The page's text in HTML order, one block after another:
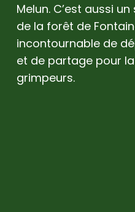
Melun. C’est aussi
de la forêt de
incontournable de
et de partage pour
grimpeurs.